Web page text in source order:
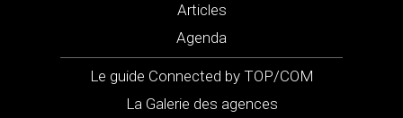
Articles
Agenda
Le guide Connected by TOP/COM
La Galerie des agences